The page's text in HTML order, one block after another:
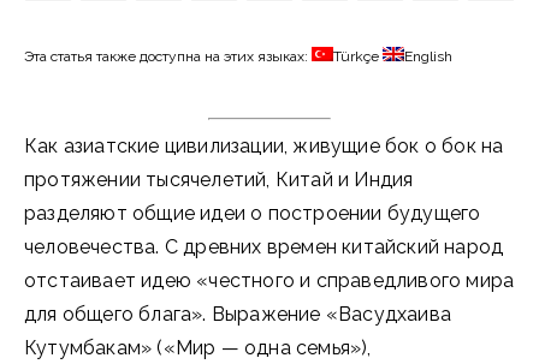
Эта статья также доступна на этих языках: Türkçe English
Как азиатские цивилизации, живущие бок о бок на
протяжении тысячелетий, Китай и Индия
разделяют общие идеи о построении будущего
человечества. С древних времен китайский народ
отстаивает идею «честного и справедливого мира
для общего блага». Выражение «Васудхаива
Кутумбакам» («Мир — одна семья»),